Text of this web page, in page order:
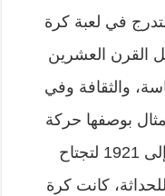
في لعبة كرة
القرن العشرين
والثقافة وفي
بوصفها حركة
فنية ثقافية في الفترة من 1916 وإلى 1921 لتجتاح
كانت كرة